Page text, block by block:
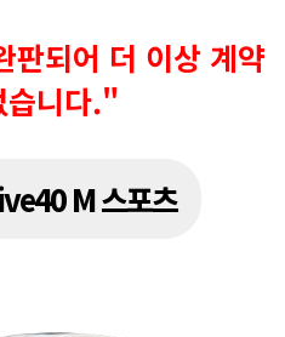
되어 더 이상 계약
습니다."
M 스포츠